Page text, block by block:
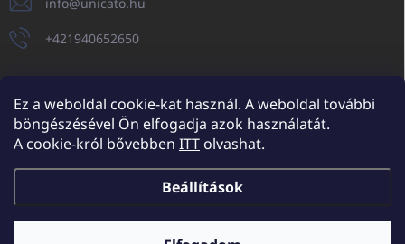
Ez a weboldal cookie-kat használ. A weboldal további
böngészésével Ön elfogadja azok használatát.
A cookie-król bővebben ITTolvashat.
Beállítások
+421940652650
UNICATO.sk UNICATOshop.cz UNICATO.at UNICATO.hu
UNICATOshop.pl UNICATOshop.de
Copyright 2026UNICATO.hu. Minden jog fenntartva.Süti beállítások
szerkesztése